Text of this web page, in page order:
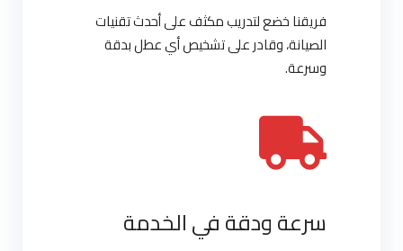
فريقنا خضع لتدريب مكثف على أحدث تقنيات
الصيانة، وقادر على تشخيص أي عطل بدقة
وسرعة.
سرعة ودقة في الخدمة